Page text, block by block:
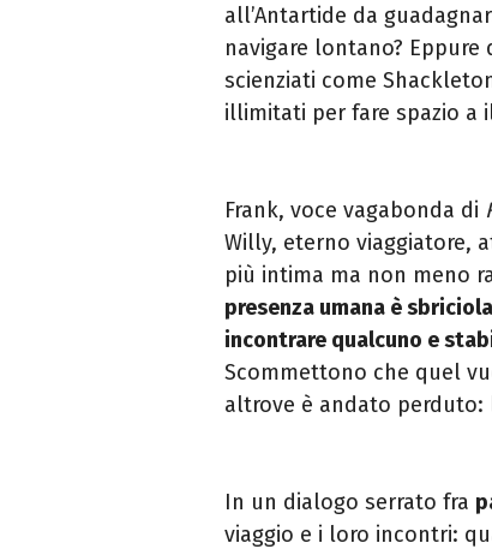
all’Antartide da
navigare lontano?
scienziati come
illimitati per fare spazio a
Frank, voce vagabonda di
Willy, eterno viaggiatore,
più intima ma non meno
presenza umana è
incontrare qualcuno e
Scommettono che quel
altrove è andato perduto:
In un dialogo serrato fra
viaggio e i loro incontri: